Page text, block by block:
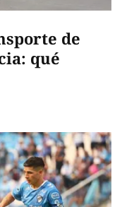
de
qué